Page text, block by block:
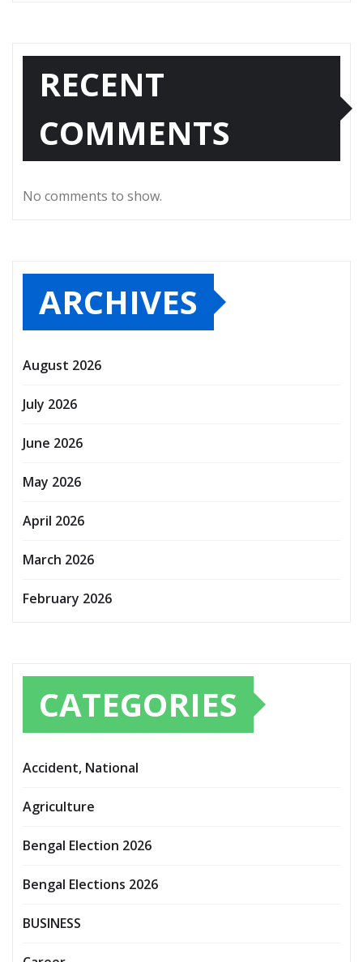
RECENT
COMMENTS
No comments to show.
ARCHIVES
August 2026
July 2026
June 2026
May 2026
April 2026
March 2026
February 2026
CATEGORIES
Accident, National
Agriculture
Bengal Election 2026
Bengal Elections 2026
BUSINESS